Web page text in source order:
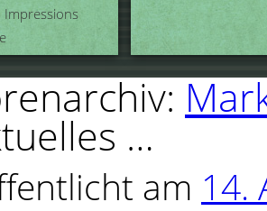
Impressions
…
am 14.